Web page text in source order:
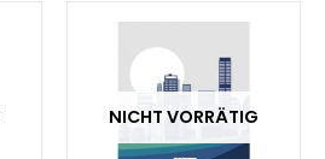
NICHT VORRÄTIG